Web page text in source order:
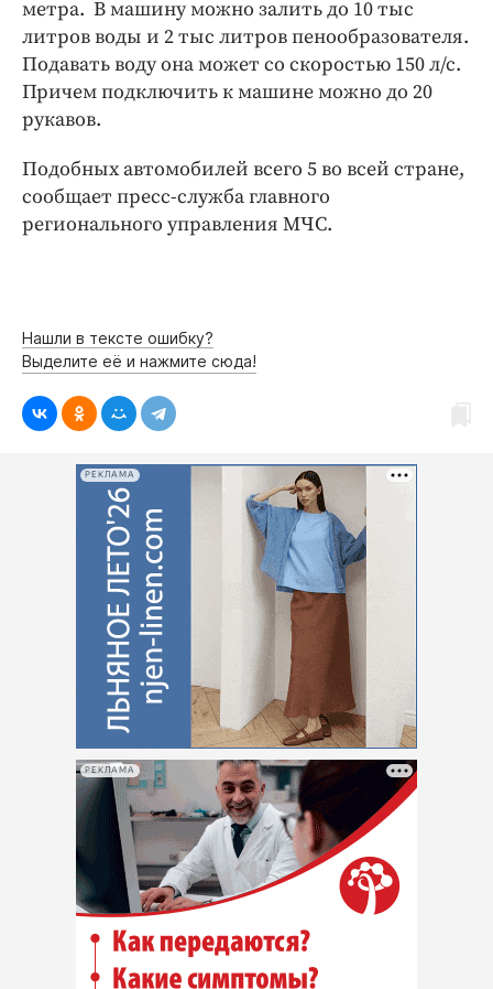
Интересное чтиво
Клиника года
Бренд года
Работодатель года
метра. В машину можно залить до 10 тыс
литров воды и 2 тыс литров пенообразователя.
Подавать воду она может со скоростью 150 л/с.
Причем подключить к машине можно до 20
рукавов.
Подобных автомобилей всего 5 во всей стране,
сообщает пресс-служба главного
регионального управления МЧС.
Нашли в тексте ошибку?
Выделите её и нажмите сюда!
РЕКЛАМА
РЕКЛАМА